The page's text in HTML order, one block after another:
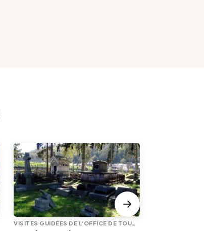
VISITES GUIDÉES DE L'OFFICE DE TOURISME